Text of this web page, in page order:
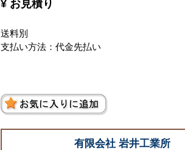
¥ お見積り
送料別
支払い方法：代金先払い
有限会社 岩井工業所